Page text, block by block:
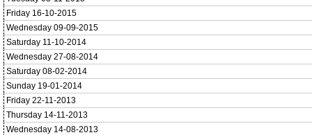
Friday 16-10-2015
Wednesday 09-09-2015
Saturday 11-10-2014
Wednesday 27-08-2014
Saturday 08-02-2014
Sunday 19-01-2014
Friday 22-11-2013
Thursday 14-11-2013
Wednesday 14-08-2013